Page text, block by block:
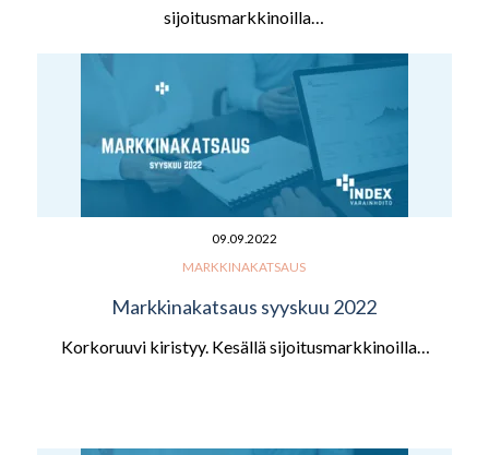
sijoitusmarkkinoilla…
09.09.2022
MARKKINAKATSAUS
Markkinakatsaus syyskuu 2022
Korkoruuvi kiristyy. Kesällä sijoitusmarkkinoilla…